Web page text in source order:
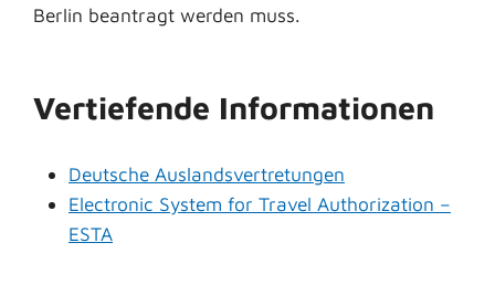
Berlin beantragt werden muss.
Vertiefende Informationen
Deutsche Auslandsvertretungen
Electronic System for Travel Authorization –
ESTA